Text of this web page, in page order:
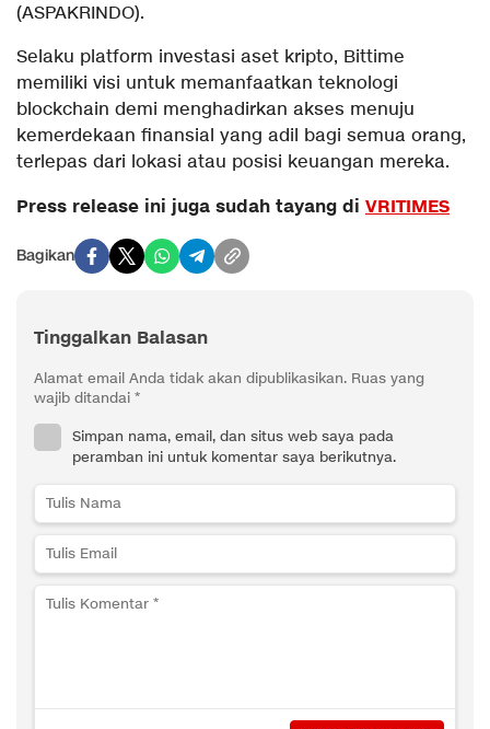
(ASPAKRINDO).
Selaku platform investasi aset kripto, Bittime
memiliki visi untuk memanfaatkan teknologi
blockchain demi menghadirkan akses menuju
kemerdekaan finansial yang adil bagi semua orang,
terlepas dari lokasi atau posisi keuangan mereka.
Press release ini juga sudah tayang di VRITIMES
Bagikan
Tinggalkan Balasan
Alamat email Anda tidak akan dipublikasikan. Ruas yang
wajib ditandai *
Simpan nama, email, dan situs web saya pada
peramban ini untuk komentar saya berikutnya.